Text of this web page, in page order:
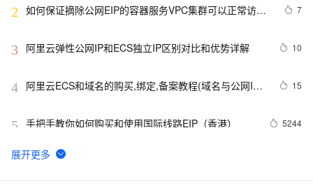
2 如何保证摘除公网EIP的容器服务VPC集群可以正常访问
7
3 阿里云弹性公网IP和ECS独立IP区别对比和优势详解 10
4 阿里云ECS和域名的购买,绑定,备案教程(域名与公网IP
15
5 手把手教你如何购买和使用国际线路EIP（香港） 5244
6
手把手教你搭建Serv-U FTP服务器共享文件并实现外网